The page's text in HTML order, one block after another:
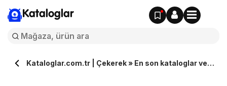
Kataloglar
Kataloglar.com.tr | Çekerek » En son kataloglar ve